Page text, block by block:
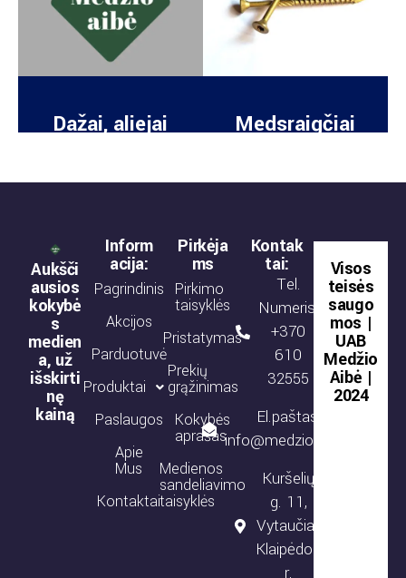
Dažai, aliejai Medsraigčiai
Aukšči
ausios
kokybė
s
medien
a, už
išskirti
nę
kainą
Inform
acija:
Pagrindinis
Akcijos
Parduotuvė
Produktai
Paslaugos
Apie
Mus
Kontaktai
Pirkėja
ms
Pirkimo
taisyklės
Pristatymas
Prekių
grąžinimas
Kokybės
aprašas
Medienos
sandeliavimo
taisyklės
Kontak
tai:
Tel.
Numeris:
+370
610
32555
El.paštas:
info@medzioaibe.lt
Kuršelių
g. 11,
Vytaučiai,
Klaipėdos
r.
Visos
teisės
saugo
mos |
UAB
Medžio
Aibė |
2024